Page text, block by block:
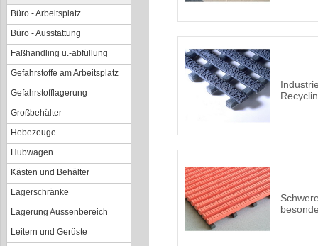
Büro - Arbeitsplatz
Büro - Ausstattung
Faßhandling u.-abfüllung
Gefahrstoffe am Arbeitsplatz
Gefahrstofflagerung
Großbehälter
Hebezeuge
Hubwagen
Kästen und Behälter
Lagerschränke
Lagerung Aussenbereich
Leitern und Gerüste